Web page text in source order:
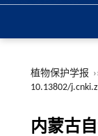
植物保护学报
10.13802/
内蒙古